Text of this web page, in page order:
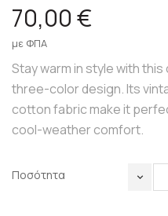
70,00 €
με ΦΠΑ
Stay warm in style with
three-color design. Its
cotton fabric make it
cool-weather comfort.
Ποσότητα